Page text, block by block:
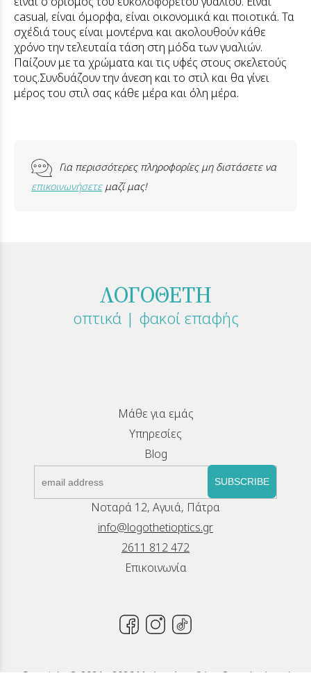
casual, είναι όμορφα, είναι οικονομικά και ποιοτικά. Τα
σχέδιά τους είναι μοντέρνα και ακολουθούν κάθε
χρόνο την τελευταία τάση στη μόδα των γυαλιών.
Παίζουν με τα χρώματα και τις υφές στους σκελετούς
τους.Συνδυάζουν την άνεση και το στιλ και θα γίνει
μέρος του στιλ σας κάθε μέρα και όλη μέρα.
Για περισσότερες πληροφορίες μη διστάσετε να
επικοινωνήσετεμαζί μας!
ΛΟΓΟΘΕΤΗ
οπτικά | φακοί επαφής
Μάθε για εμάς
Υπηρεσίες
Blog
SUBSCRIBE
Νοταρά 12, Αγυιά, Πάτρα
info@logothetioptics.gr
2611 812 472
Επικοινωνία